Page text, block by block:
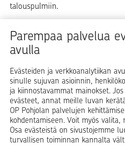
Parempaa palvelua
avulla
Evästeiden ja verkkoanalytiikan
sinulle sujuvan asioinnin,
ja kiinnostavammat mainokset.
evästeet, annat meille luvan
OP Pohjolan palvelujen
kohdentamiseen. Voit myös valita,
Osa evästeistä on sivustojemme
turvallisen toiminnan kannalta
talouspulmiin.
Raha Elämä
Blogit ja puheenvuorot
Op.fi OP Koti
Facebook
X LinkedInInstagram